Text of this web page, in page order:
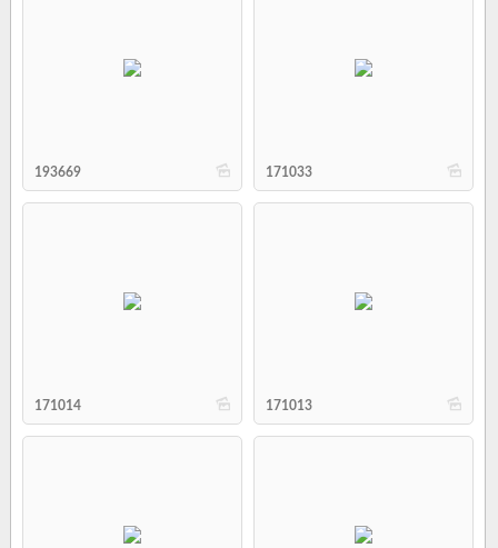
b
193669 b
171033
b
171014 b
171013